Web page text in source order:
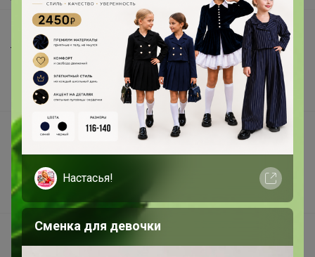
Шоурумы
Торговые марки
Наша команда
В наличии
Подарочные сертификаты
Реклама на сайте
Поставщикам
Вакансии
support@24-ok.ru
Настасья!
Сменка для девочки